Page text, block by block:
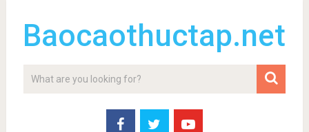
Baocaothuctap.net